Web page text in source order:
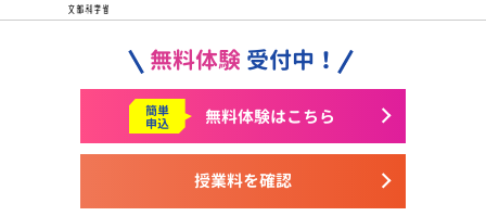
無料体験 受付中！
授業料を確認
簡単
申込 無料体験はこちら